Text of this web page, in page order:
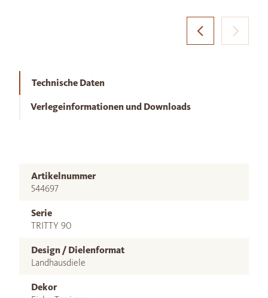
Technische Daten
Verlegeinformationen und Downloads
Artikelnummer
544697
Serie
TRITTY 90
Design / Dielenformat
Landhausdiele
Dekor